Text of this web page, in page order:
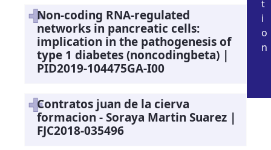
Non-coding RNA-regulated
networks in pancreatic cells:
implication in the pathogenesis of
type 1 diabetes (noncodingbeta) |
PID2019-104475GA-I00
Contratos juan de la cierva
formacion - Soraya Martin Suarez |
FJC2018-035496
t
i
o
n